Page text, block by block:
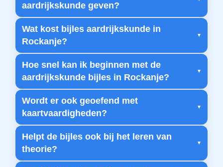
aardrijkskunde geven?
Wat kost bijles aardrijkskunde in
Rockanje?
Hoe snel kan ik beginnen met de
aardrijkskunde bijles in Rockanje?
Wordt er ook geoefend met
kaartvaardigheden?
Helpt de bijles ook bij het leren van
theorie?